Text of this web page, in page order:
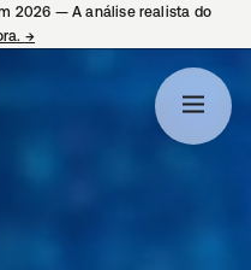
2026 — A análise realista do
→